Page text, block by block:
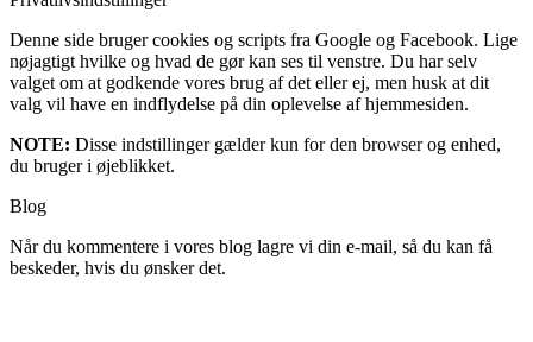
Denne side bruger cookies og scripts fra Google og Facebook. Lige
nøjagtigt hvilke og hvad de gør kan ses til venstre. Du har selv
valget om at godkende vores brug af det eller ej, men husk at dit
valg vil have en indflydelse på din oplevelse af hjemmesiden.
NOTE: Disse indstillinger gælder kun for den browser og enhed,
du bruger i øjeblikket.
Blog
Når du kommentere i vores blog lagre vi din e-mail, så du kan få
beskeder, hvis du ønsker det.